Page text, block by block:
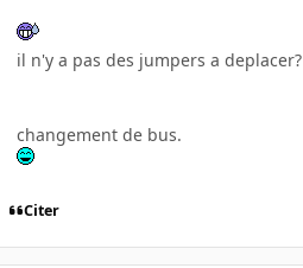
il n'y a pas des jumpers a deplacer?
changement de bus.
Citer